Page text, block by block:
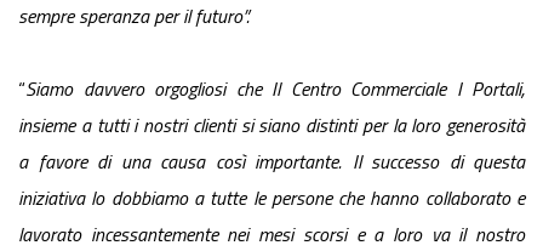
sempre speranza per il futuro”.
“Siamo davvero orgogliosi che Il Centro Commerciale I Portali,
insieme a tutti i nostri clienti si siano distinti per la loro generosità
a favore di una causa così importante. Il successo di questa
iniziativa lo dobbiamo a tutte le persone che hanno collaborato e
lavorato incessantemente nei mesi scorsi e a loro va il nostro